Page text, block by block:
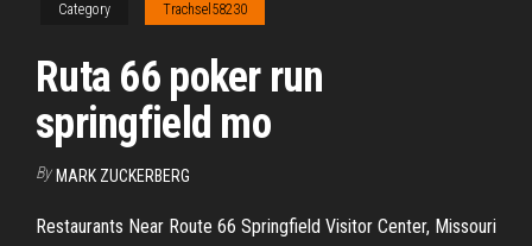
Category Trachsel58230
Ruta 66 poker run
springfield mo
By MARK ZUCKERBERG
Restaurants Near Route 66 Springfield Visitor Center, Missouri